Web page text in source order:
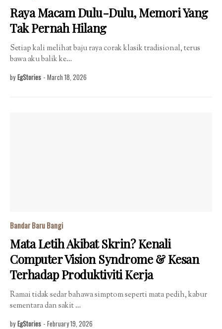
Raya Macam Dulu-Dulu, Memori Yang
Tak Pernah Hilang
Setiap kali melihat baju raya corak klasik tradisional, terus
bawa aku balik ke…
by EgStories - March 18, 2026
Bandar Baru Bangi
Mata Letih Akibat Skrin? Kenali
Computer Vision Syndrome & Kesan
Terhadap Produktiviti Kerja
Ramai tidak sedar bahawa simptom seperti mata pedih, kabur
sementara dan sakit …
by EgStories - February 19, 2026